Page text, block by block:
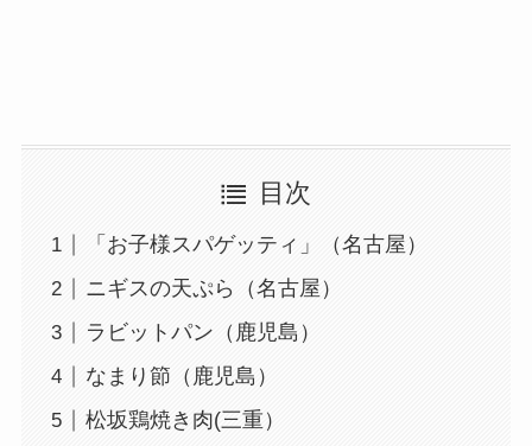
目次
「お子様スパゲッティ」（名古屋）
ニギスの天ぷら（名古屋）
ラビットパン（鹿児島）
なまり節（鹿児島）
松坂鶏焼き肉(三重）